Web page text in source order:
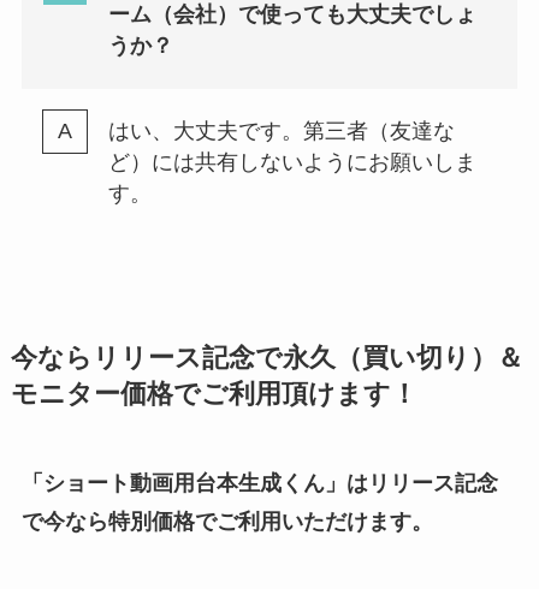
ーム（会社）で使っても大丈夫でしょ
うか？
はい、大丈夫です。第三者（友達な
ど）には共有しないようにお願いしま
す。
今ならリリース記念で永久（買い切り）＆
モニター価格でご利用頂けます！
「 ショート動画用台本生成くん」はリリース記念
で今なら特別価格でご利用いただけます。